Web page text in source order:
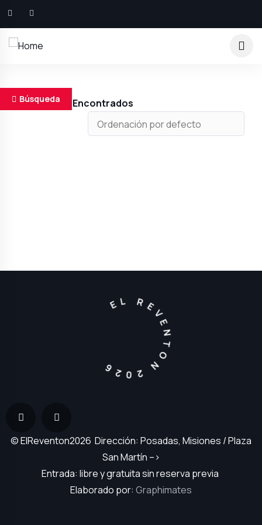
Búsqueda
Resultados Encontrados
EL REVENTON 2026
© ElReventon2026 Dirección: Posadas, Misiones / Plaza
San Martín –>
Entrada: libre y gratuita sin reserva previa
Elaborado por: Graphimates